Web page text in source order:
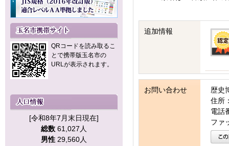
QRコードを読み取るこ
とで携帯版玉名市の
URLが表示されます。
[令和8年7月末日現在]
総数 61,027人
男性 29,560人
追加情報
お問い合わせ
歴史
住所
電話
ファ